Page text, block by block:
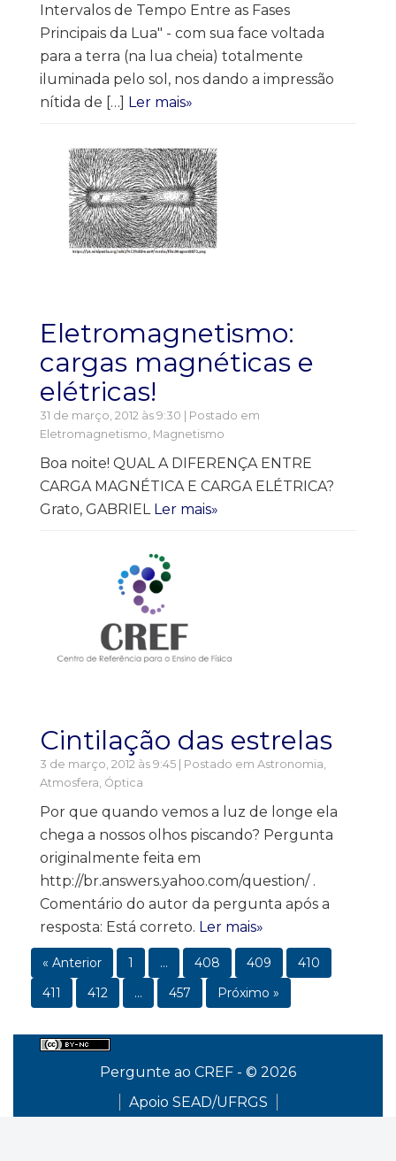
Intervalos de Tempo Entre as Fases
Principais da Lua" - com sua face voltada
para a terra (na lua cheia) totalmente
iluminada pelo sol, nos dando a impressão
nítida de […] Ler mais»
Eletromagnetismo:
cargas magnéticas e
elétricas!
31 de março, 2012 às 9:30 | Postado em
Eletromagnetismo Magnetismo
Boa noite! QUAL A DIFERENÇA ENTRE
CARGA MAGNÉTICA E CARGA ELÉTRICA?
Grato, GABRIEL Ler mais»
Cintilação das estrelas
3 de março, 2012 às 9:45 | Postado em Astronomia
Atmosfera Óptica
Por que quando vemos a luz de longe ela
chega a nossos olhos piscando? Pergunta
originalmente feita em
http://br.answers.yahoo.com/question/ .
Comentário do autor da pergunta após a
resposta: Está correto. Ler mais»
« Anterior 1 … 408 409
410
411
412 … 457 Próximo »
Pergunte ao CREF - © 2026
Apoio SEAD/UFRGS